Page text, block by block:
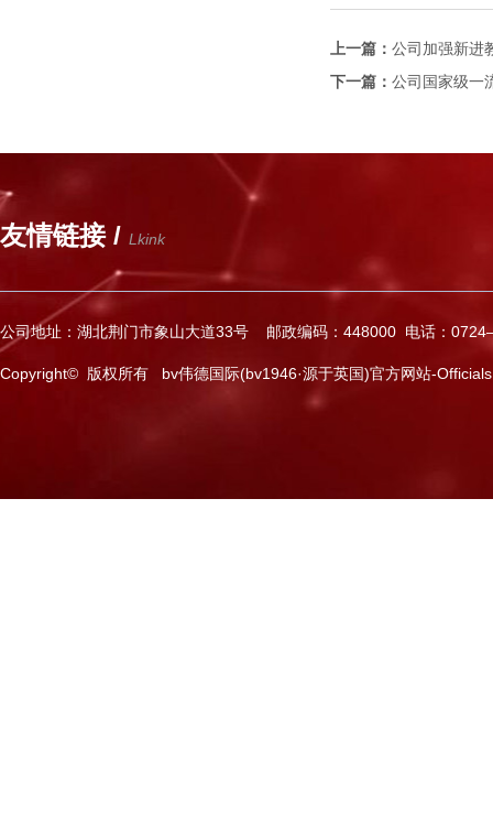
上一篇： 公司加强新进
下一篇： 公司国家级一
友情链接 / Lkink
公司地址：湖北荆门市象山大道33号 邮政编码：448000 电话：
Copyright© 版权所有 bv伟德国际(bv1946·源于英国)官方网站-